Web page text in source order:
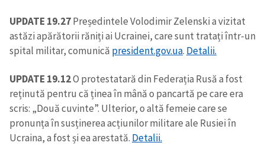
UPDATE 19.27Președintele Volodimir Zelenski a vizitat
astăzi apărătorii răniți ai Ucrainei, care sunt tratați într-un
spital militar, comunică president.gov.ua. Detalii.
UPDATE 19.12O protestatară din Federația Rusă a fost
reținută pentru că ținea în mână o pancartă pe care era
scris: „Două cuvinte”. Ulterior, o altă femeie care se
pronunța în susținerea acțiunilor militare ale Rusiei în
Ucraina, a fost și ea arestată. Detalii.